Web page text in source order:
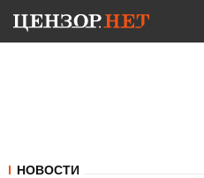
НОВОСТИ